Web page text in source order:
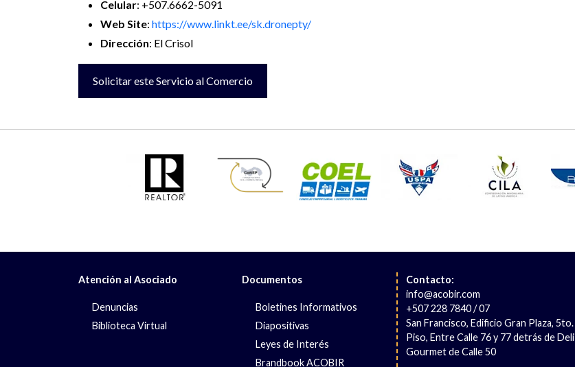
Celular: +507.6662-5091
Web Site: https://www.linkt.ee/sk.dronepty/
Dirección: El Crisol
Solicitar este Servicio al Comercio
Atención al Asociado
Denuncias
Biblioteca Virtual
Documentos
Boletines Informativos
Diapositivas
Leyes de Interés
Brandbook ACOBIR
Contacto:
info@acobir.com
+507 228 7840 / 07
San Francisco, Edificio Gran Plaza, 5to.
Piso, Entre Calle 76 y 77 detrás de Deli
Gourmet de Calle 50